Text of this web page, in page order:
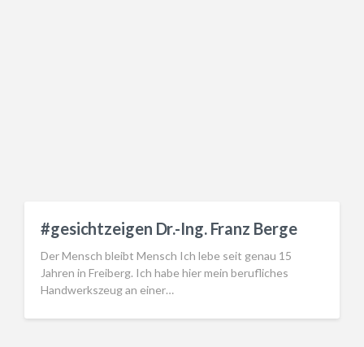
#gesichtzeigen Dr.-Ing. Franz Berge
Der Mensch bleibt Mensch Ich lebe seit genau 15
Jahren in Freiberg. Ich habe hier mein berufliches
Handwerkszeug an einer…